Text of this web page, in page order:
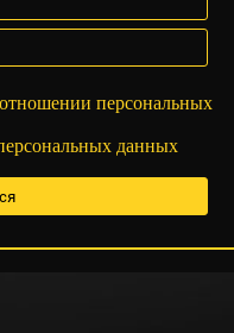
персональных
данных